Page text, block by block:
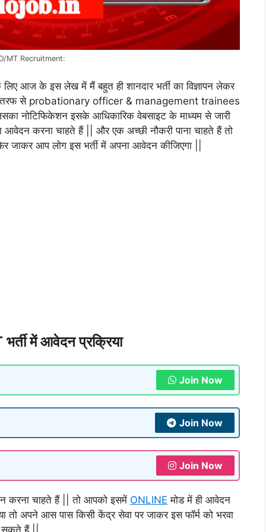
MT Recruitment:
आज के इस लेख में मैं बहुत ही शानदार भर्ती का विज्ञापन लेकर
तरफ से probationary officer & management trainees
नोटिफिकेशन इसके आधिकारिक वेबसाइट के माध्यम से जारी
आवेदन करना चाहते हैं || और एक अच्छी नौकरी पाना चाहते हैं तो
जाकर आप लोग इस भर्ती में अपना आवेदन कीजिएगा ||
में आवेदन प्रक्रिया
Join Now
Join Now
Join Now
करना चाहते हैं || तो आपको इसमें ONLINE मोड में ही आवेदन
तो अपने आस पास किसी केंद्र सेवा पर जाकर इस फॉर्म को भरवा
सकते हैं ||